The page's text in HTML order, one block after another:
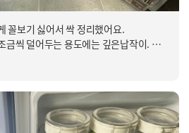
꼴보기 싫어서 싹 정리했어요.
금씩 덜어두는 용도에는 깊은납작이.
를 잘하는게 관건!